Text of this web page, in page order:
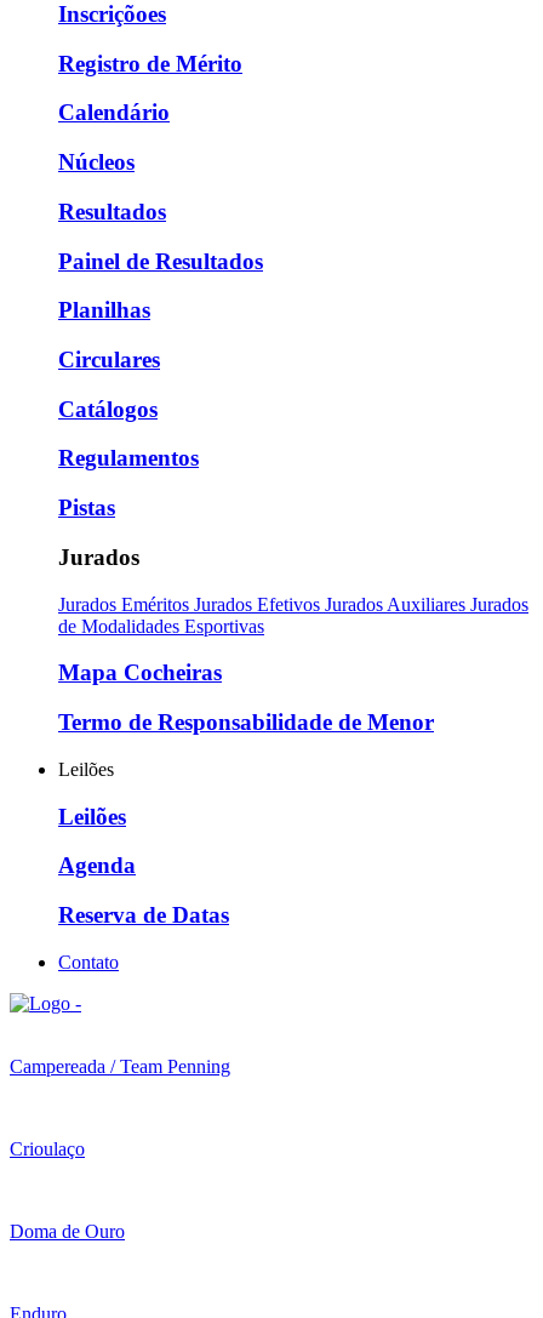
Inscriçõoes
Registro de Mérito
Calendário
Núcleos
Resultados
Painel de Resultados
Planilhas
Circulares
Catálogos
Regulamentos
Pistas
Jurados
Jurados Eméritos Jurados Efetivos Jurados Auxiliares Jurados
de Modalidades Esportivas
Mapa Cocheiras
Termo de Responsabilidade de Menor
Leilões
Leilões
Agenda
Reserva de Datas
Contato
Campereada / Team Penning
Crioulaço
Doma de Ouro
Enduro